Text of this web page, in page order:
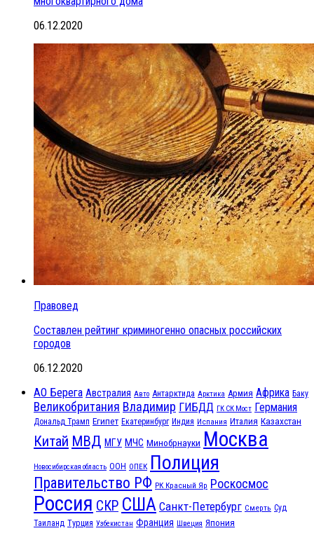
06.12.2020
Правовед
Составлен рейтинг криминогенно опасных российских
городов
06.12.2020
АО Берега Австралия Авто Антарктида Арктика Армия Африка Баку
Великобритания Владимир ГИБДД ГК СК Мост Германия
Дональд Трамп Египет Екатеринбург Индия Испания Италия Казахстан
Китай МВД МГУ МЧС Минобрнауки Москва
Новосибирская область ООН ОПЕК Полиция
Правительство РФ РК Красный Яр Роскосмос
Россия СКР США Санкт-Петербург Смерть Суд
Таиланд Турция Узбекистан Франция Швеция Япония